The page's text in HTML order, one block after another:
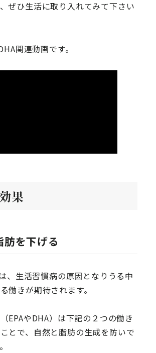
ぜひ生活に取り入れてみて下さい
関連動画です。
果
肪を下げる
、生活習慣病の原因となりうる中
働きが期待されます。
EPAやDHA）は下記の２つの働き
とで、自然と脂肪の生成を防いで